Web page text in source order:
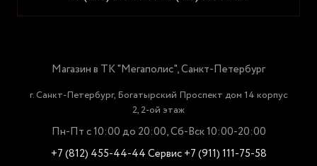
Магазин в ТК "Мегаполис", Санкт-Петербург
г. Санкт-Петербург, Богатырский Проспект дом 14 корпус
2, 2-ой этаж
Пн-Пт с 10:00 до 20:00, Сб-Вск 10:00-20:00
+7 (812) 455-44-44Сервис +7 (911) 111-75-58